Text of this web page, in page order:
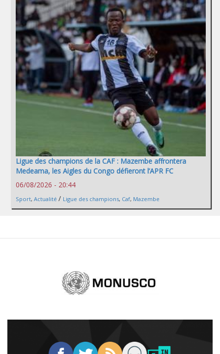
Ligue des champions de la CAF : Mazembe affrontera
Medeama, les Aigles du Congo défieront l’APR FC
06/08/2026 - 20:44
Sport, Actualité / Ligue des champions, Caf, Mazembe